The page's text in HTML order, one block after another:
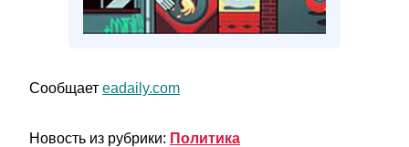
Сообщает eadaily.com
Новость из рубрики: Политика